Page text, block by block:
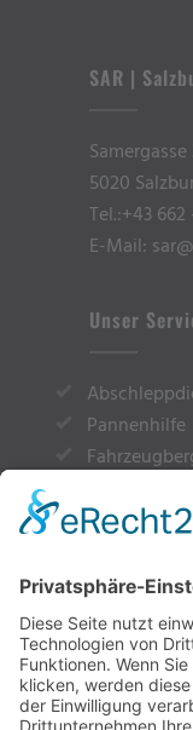
SAR |
Samergasse
5020
Tel.:+43 662
E-Mail:
Unser
Pannenhilfe
Rückholung